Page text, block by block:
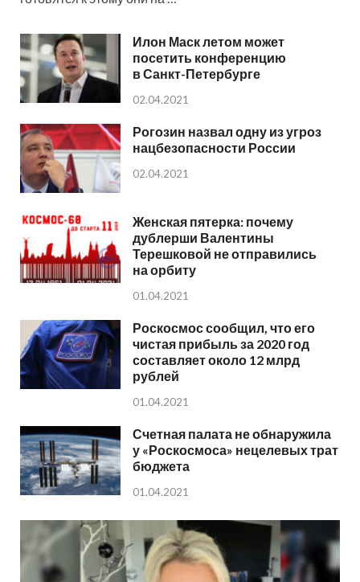
Илон Маск летом может
посетить конференцию
в Санкт-Петербурге
02.04.2021
Рогозин назвал одну из угроз
нацбезопасности России
02.04.2021
Женская пятерка: почему
дублерши Валентины
Терешковой не отправились
на орбиту
01.04.2021
Роскосмос сообщил, что его
чистая прибыль за 2020 год
составляет около 12 млрд
рублей
01.04.2021
Счетная палата не обнаружила
у «Роскосмоса» нецелевых трат
бюджета
01.04.2021